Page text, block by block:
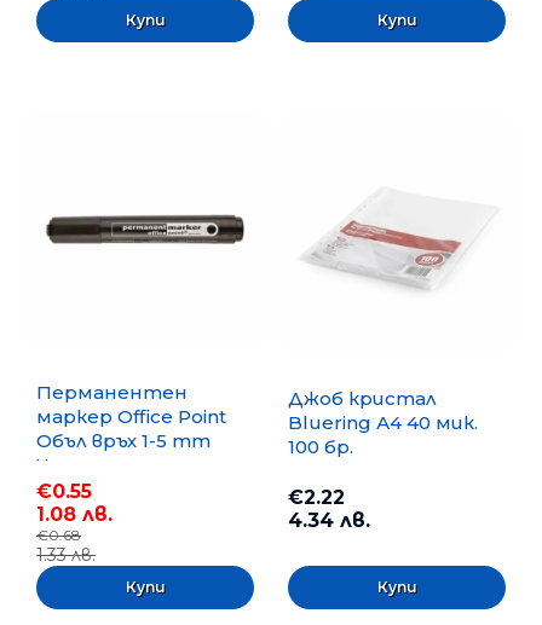
Перманентен
маркер Office Point
Объл връх 1-5 mm
Черен
€0.55
1.08 лв.
€0.68
1.33 лв.
Джоб кристал
Bluering А4 40 мик.
100 бр.
€2.22
4.34 лв.